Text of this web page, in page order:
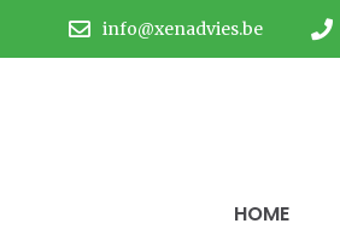
info@xenadvies.be
HOME